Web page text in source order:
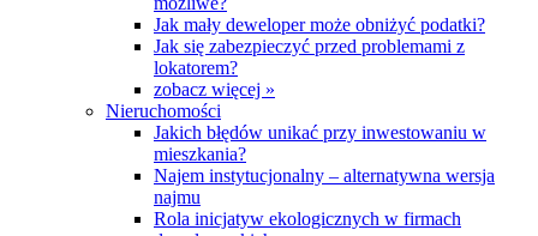
Jak mały deweloper może obniżyć podatki?
Jak się zabezpieczyć przed problemami z
lokatorem?
zobacz więcej »
Nieruchomości
Jakich błędów unikać przy inwestowaniu w
mieszkania?
Najem instytucjonalny – alternatywna wersja
najmu
Rola inicjatyw ekologicznych w firmach